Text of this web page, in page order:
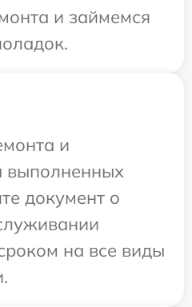
и займемся
и
выполненных
документ о
на все виды